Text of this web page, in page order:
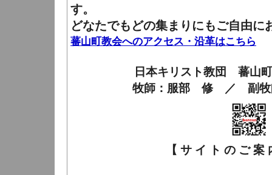
す。
どなたでもどの集まりにもご自由に
蕃山町教会へのアクセス・沿革はこちら
日本キリスト教団 蕃山
牧師：服部 修 ／ 副牧
【 サ イ ト の ご 案 内